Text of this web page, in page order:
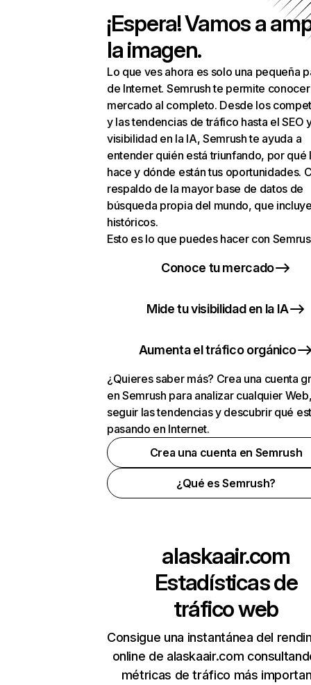
¡Espera! Vamos a
la imagen.
Lo que ves ahora es solo una pequeña
de Internet. Semrush te permite
mercado al completo. Desde los
y las tendencias de tráfico hasta el SEO
visibilidad en la IA, Semrush te ayuda a
entender quién está triunfando, por qué
hace y dónde están tus oportunidades.
respaldo de la mayor base de datos de
búsqueda propia del mundo, que
históricos.
Esto es lo que puedes hacer con
Conoce tu mercado
Mide tu visibilidad en la IA
Aumenta el tráfico orgánico
¿Quieres saber más? Crea una cuenta
en Semrush para analizar cualquier
seguir las tendencias y descubrir qué
pasando en Internet.
Crea una cuenta en Semrush
¿Qué es Semrush?
alaskaair.com
Estadísticas de
tráfico web
Consigue una instantánea del
online de alaskaair.com
métricas de tráfico más